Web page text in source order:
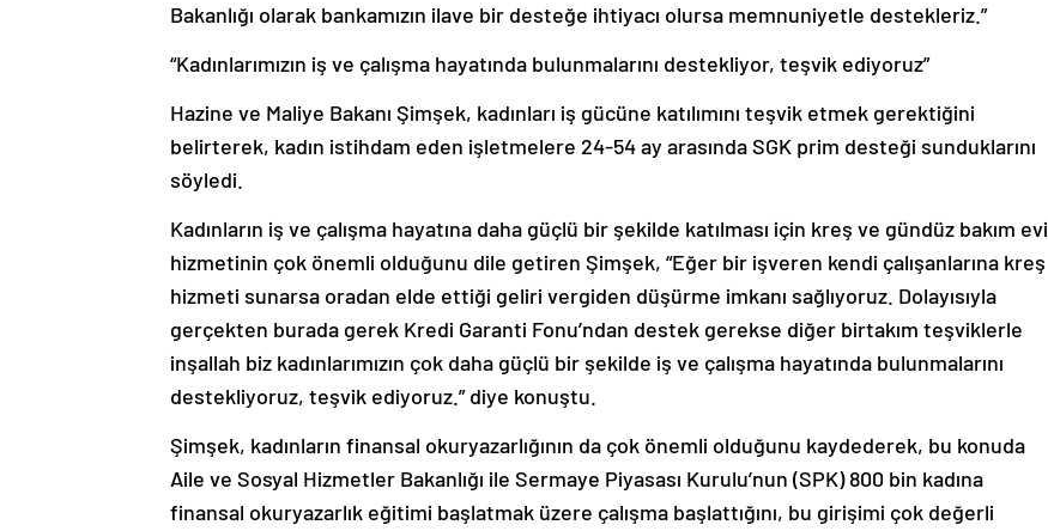
Bakanlığı olarak bankamızın ilave bir desteğe ihtiyacı olursa memnuniyetle destekleriz.”
“Kadınlarımızın iş ve çalışma hayatında bulunmalarını destekliyor, teşvik ediyoruz”
Hazine ve Maliye Bakanı Şimşek, kadınları iş gücüne katılımını teşvik etmek gerektiğini
belirterek, kadın istihdam eden işletmelere 24-54 ay arasında SGK prim desteği sunduklarını
söyledi.
Kadınların iş ve çalışma hayatına daha güçlü bir şekilde katılması için kreş ve gündüz bakım evi
hizmetinin çok önemli olduğunu dile getiren Şimşek, “Eğer bir işveren kendi çalışanlarına kreş
hizmeti sunarsa oradan elde ettiği geliri vergiden düşürme imkanı sağlıyoruz. Dolayısıyla
gerçekten burada gerek Kredi Garanti Fonu’ndan destek gerekse diğer birtakım teşviklerle
inşallah biz kadınlarımızın çok daha güçlü bir şekilde iş ve çalışma hayatında bulunmalarını
destekliyoruz, teşvik ediyoruz.” diye konuştu.
Şimşek, kadınların finansal okuryazarlığının da çok önemli olduğunu kaydederek, bu konuda
Aile ve Sosyal Hizmetler Bakanlığı ile Sermaye Piyasası Kurulu’nun (SPK) 800 bin kadına
finansal okuryazarlık eğitimi başlatmak üzere çalışma başlattığını, bu girişimi çok değerli